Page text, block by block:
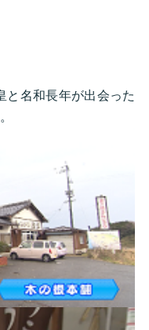
と名和長年が出会った